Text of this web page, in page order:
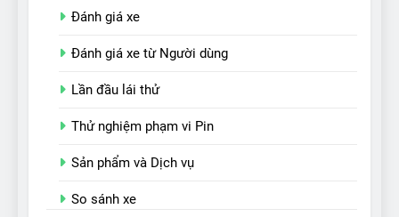
Đánh giá xe
Đánh giá xe từ Người dùng
Lần đầu lái thử
Thử nghiệm phạm vi Pin
Sản phẩm và Dịch vụ
So sánh xe